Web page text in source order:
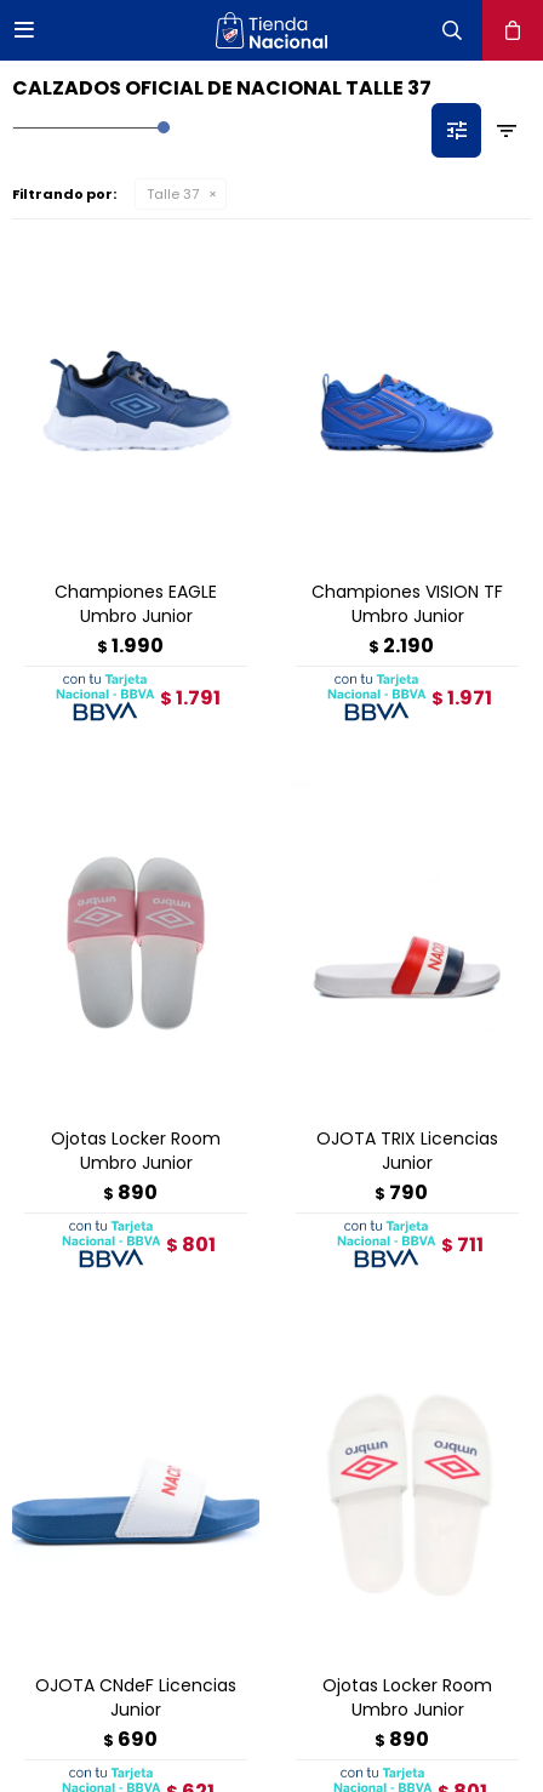

CALZADOS OFICIAL DE NACIONAL TALLE 37
Filtrando por: Talle 37
Championes EAGLE
Umbro Junior
$ 1.990
$ 1.791
Championes VISION TF
Umbro Junior
$ 2.190
$ 1.971
Ojotas Locker Room
Umbro Junior
$ 890
$ 801
OJOTA TRIX Licencias
Junior
$ 790
$ 711
OJOTA CNdeF Licencias
Junior
$ 690
Ojotas Locker Room
Umbro Junior
$ 890
close